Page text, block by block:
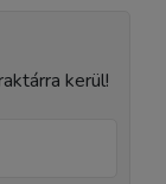
kerül!